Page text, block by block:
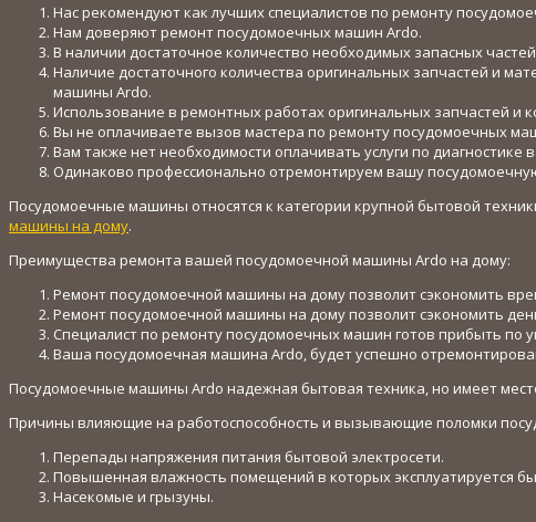
Нас рекомендуют как лучших специалистов по ремонту
Нам доверяют ремонт посудомоечных машин Ardo.
В наличии достаточное количество необходимых запасных
Наличие достаточного количества оригинальных запчастей и
машины Ardo.
Использование в ремонтных работах оригинальных запчастей и
Вы не оплачиваете вызов мастера по ремонту посудомоечных
Вам также нет необходимости оплачивать услуги по
Одинаково профессионально отремонтируем вашу
Посудомоечные машины относятся к категории крупной бытовой
машины на дому.
Преимущества ремонта вашей посудомоечной машины Ardo на дому:
Ремонт посудомоечной машины на дому позволит сэкономить
Ремонт посудомоечной машины на дому позволит сэкономить
Специалист по ремонту посудомоечных машин готов прибыть по
Ваша посудомоечная машина Ardo, будет успешно
Посудомоечные машины Ardo надежная бытовая техника, но имеет
Причины влияющие на работоспособность и вызывающие поломки
Перепады напряжения питания бытовой электросети.
Повышенная влажность помещений в которых эксплуатируется
Насекомые и грызуны.